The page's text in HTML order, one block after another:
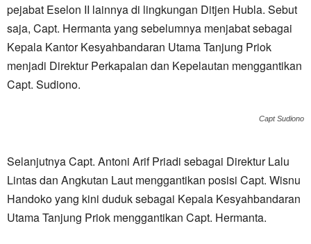
pejabat Eselon II lainnya di lingkungan Ditjen Hubla. Sebut
saja, Capt. Hermanta yang sebelumnya menjabat sebagai
Kepala Kantor Kesyahbandaran Utama Tanjung Priok
menjadi Direktur Perkapalan dan Kepelautan menggantikan
Capt. Sudiono.
Capt Sudiono
Selanjutnya Capt. Antoni Arif Priadi sebagai Direktur Lalu
Lintas dan Angkutan Laut menggantikan posisi Capt. Wisnu
Handoko yang kini duduk sebagai Kepala Kesyahbandaran
Utama Tanjung Priok menggantikan Capt. Hermanta.